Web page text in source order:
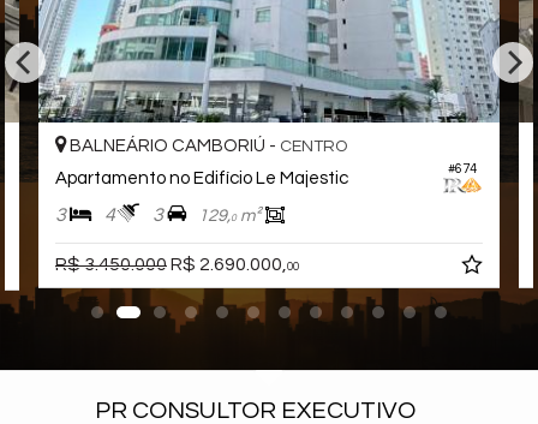
#674
BALNEÁRIO CAMBORIÚ - CENTRO
Apartamento no Edifício Le Majestic
3 4 3 129,0m²
R$ 3.450.000R$ 2.690.000, 00
PR CONSULTOR EXECUTIVO